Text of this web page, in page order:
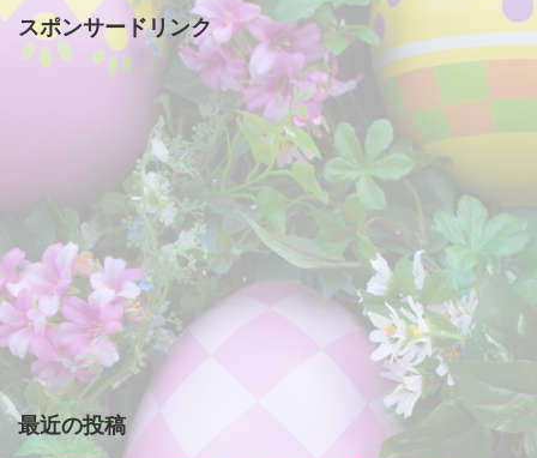
スポンサードリンク
最近の投稿